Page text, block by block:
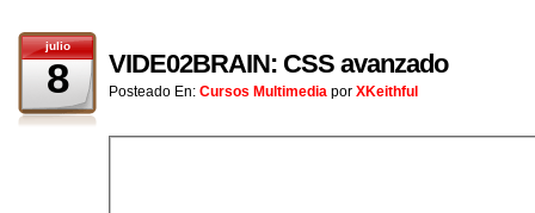
julio
8 VIDE02BRAIN: CSS avanzado
Posteado En: Cursos Multimedia por XKeithful